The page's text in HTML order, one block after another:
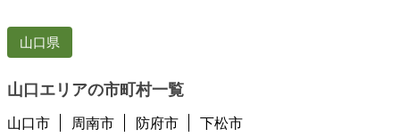
山口県
山口エリアの市町村一覧
山口市 周南市 防府市 下松市